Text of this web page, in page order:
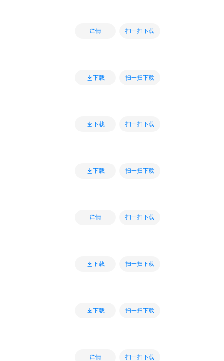
详情 扫一扫下载
下载 扫一扫下载
下载 扫一扫下载
下载 扫一扫下载
详情 扫一扫下载
下载 扫一扫下载
下载 扫一扫下载
详情 扫一扫下载